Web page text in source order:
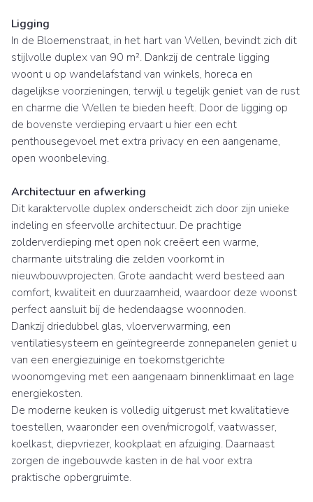
Ligging
In de Bloemenstraat, in het hart van Wellen, bevindt zich dit
stijlvolle duplex van 90 m². Dankzij de centrale ligging
woont u op wandelafstand van winkels, horeca en
dagelijkse voorzieningen, terwijl u tegelijk geniet van de rust
en charme die Wellen te bieden heeft. Door de ligging op
de bovenste verdieping ervaart u hier een echt
penthousegevoel met extra privacy en een aangename,
open woonbeleving.
Architectuur en afwerking
Dit karaktervolle duplex onderscheidt zich door zijn unieke
indeling en sfeervolle architectuur. De prachtige
zolderverdieping met open nok creëert een warme,
charmante uitstraling die zelden voorkomt in
nieuwbouwprojecten. Grote aandacht werd besteed aan
comfort, kwaliteit en duurzaamheid, waardoor deze woonst
perfect aansluit bij de hedendaagse woonnoden.
Dankzij driedubbel glas, vloerverwarming, een
ventilatiesysteem en geïntegreerde zonnepanelen geniet u
van een energiezuinige en toekomstgerichte
woonomgeving met een aangenaam binnenklimaat en lage
energiekosten.
De moderne keuken is volledig uitgerust met kwalitatieve
toestellen, waaronder een oven/microgolf, vaatwasser,
koelkast, diepvriezer, kookplaat en afzuiging. Daarnaast
zorgen de ingebouwde kasten in de hal voor extra
praktische opbergruimte.